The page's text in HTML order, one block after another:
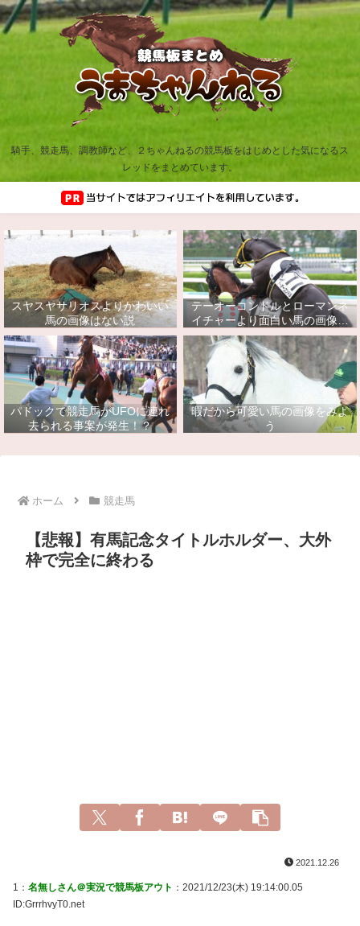
騎手、競走馬、調教師など、２ちゃんねるの競馬板をはじめとした気になるス
レッドをまとめています。
スヤスヤサリオスよりかわいい
馬の画像はない説
テーオーコンドルとローマンネ
イチャーより面白い馬の画像っ
てあるの？
パドックで競走馬がUFOに連れ
去られる事案が発生！？
暇だから可愛い馬の画像をみよ
う
ホーム 競走馬
【悲報】有馬記念タイトルホルダー、大外
枠で完全に終わる
2021.12.26
1： 名無しさん＠実況で競馬板アウト ：2021/12/23(木) 19:14:00.05
ID:GrrrhvyT0.net